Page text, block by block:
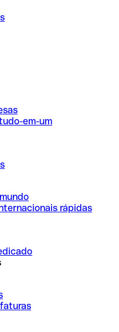
em-um
rápidas